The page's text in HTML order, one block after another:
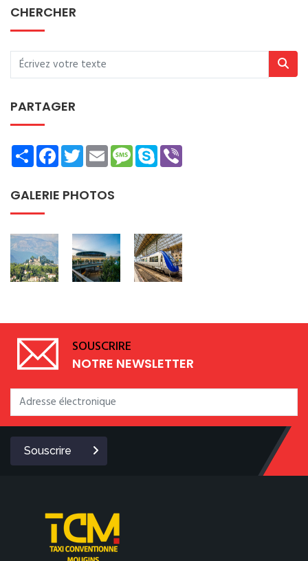
CHERCHER
PARTAGER
ShareFacebookTwitterEmailMessage
Skype
GALERIE PHOTOS
SOUSCRIRE
NOTRE NEWSLETTER
Souscrire